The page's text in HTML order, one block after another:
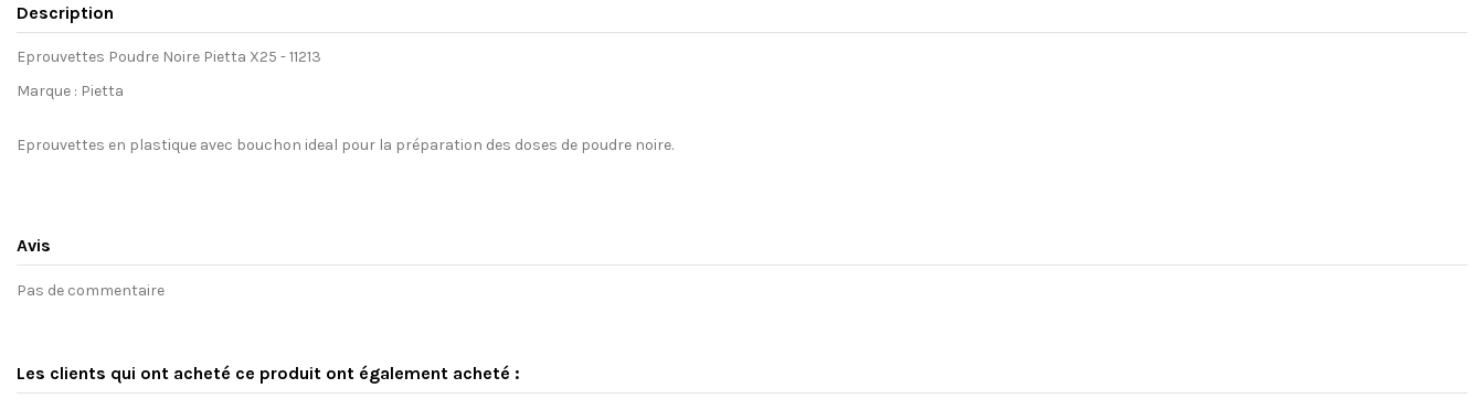
Description
Eprouvettes Poudre Noire Pietta X25 - 11213
Marque : Pietta
Eprouvettes en plastique avec bouchon ideal pour la préparation des doses de poudre noire.
Avis
Pas de commentaire
Les clients qui ont acheté ce produit ont également acheté :